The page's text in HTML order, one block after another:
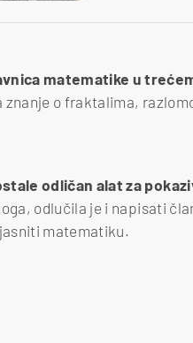
matematike u
znanje o fraktalima,
odličan alat za
odlučila je i napisati
matematiku.